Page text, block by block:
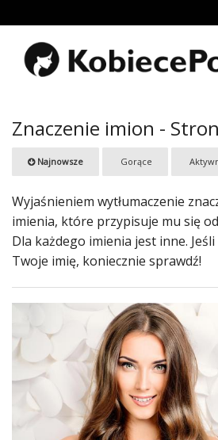
Uroda
Miłość
Rodzina
Dziecko
Przepisy
kulinarne
Kobiece
Fitness
Ślub
Znaczenie imion -
Najnowsze Gorące
Wyjaśnieniem wytłumaczenie
imienia, które przypisuje mu się
Dla każdego imienia jest inne.
Twoje imię, koniecznie sprawdź!